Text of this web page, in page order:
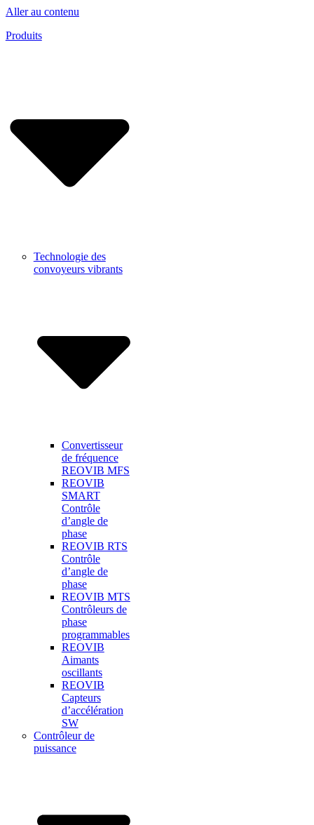
Aller au contenu
Produits
Technologie des
convoyeurs vibrants
Convertisseur
de fréquence
REOVIB MFS
REOVIB
SMART
Contrôle
d’angle de
phase
REOVIB RTS
Contrôle
d’angle de
phase
REOVIB MTS
Contrôleurs de
phase
programmables
REOVIB
Aimants
oscillants
REOVIB
Capteurs
d’accélération
SW
Contrôleur de
puissance